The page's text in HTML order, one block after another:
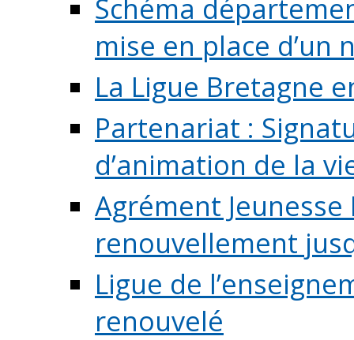
Schéma
mise en place d’un
La Ligue Bretagne
Partenariat :
d’animation de la
Agrément
renouvellement
Ligue de
renouvelé